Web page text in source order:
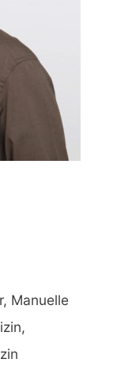
Manuelle